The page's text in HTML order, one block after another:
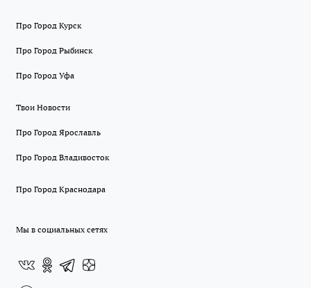
Про Город Курск
Про Город Рыбинск
Про Город Уфа
Твои Новости
Про Город Ярославль
Про Город Владивосток
Про Город Краснодара
Мы в социальных сетях